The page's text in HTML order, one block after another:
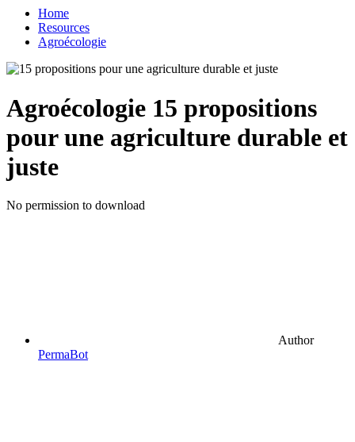
Home
Resources
Agroécologie
Agroécologie 15 propositions
pour une agriculture durable et
juste
No permission to download
Author
PermaBot